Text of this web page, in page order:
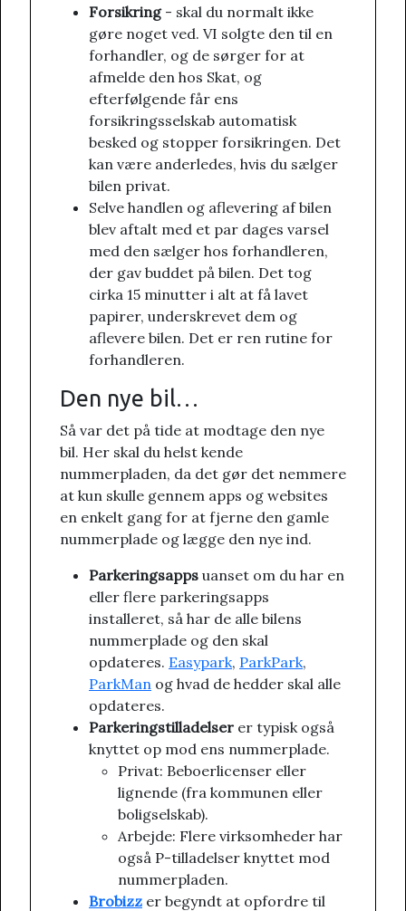
Forsikring- skal du normalt ikke
gøre noget ved. VI solgte den til en
forhandler, og de sørger for at
afmelde den hos Skat, og
efterfølgende får ens
forsikringsselskab automatisk
besked og stopper forsikringen. Det
kan være anderledes, hvis du sælger
bilen privat.
Selve handlen og aflevering af bilen
blev aftalt med et par dages varsel
med den sælger hos forhandleren,
der gav buddet på bilen. Det tog
cirka 15 minutter i alt at få lavet
papirer, underskrevet dem og
aflevere bilen. Det er ren rutine for
forhandleren.
Den nye bil…
Så var det på tide at modtage den nye
bil. Her skal du helst kende
nummerpladen, da det gør det nemmere
at kun skulle gennem apps og websites
en enkelt gang for at fjerne den gamle
nummerplade og lægge den nye ind.
Parkeringsapps uanset om du har en
eller flere parkeringsapps
installeret, så har de alle bilens
nummerplade og den skal
opdateres. Easypark, ParkPark,
ParkMan og hvad de hedder skal alle
opdateres.
Parkeringstilladelser er typisk også
knyttet op mod ens nummerplade.
Privat: Beboerlicenser eller
lignende (fra kommunen eller
boligselskab).
Arbejde: Flere virksomheder har
også P-tilladelser knyttet mod
nummerpladen.
Brobizz er begyndt at opfordre til